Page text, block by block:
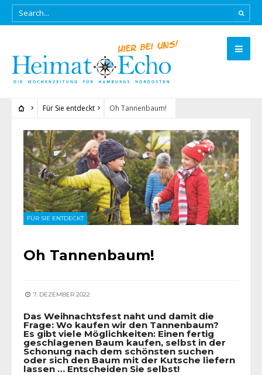
Für Sie entdeckt Oh Tannenbaum!
FÜR SIE ENTDECKT
Oh Tannenbaum!
7. DEZEMBER 2022
Das Weihnachtsfest naht und damit die
Frage: Wo kaufen wir den Tannenbaum?
Es gibt viele Möglichkeiten: Einen fertig
geschlagenen Baum kaufen, selbst in der
Schonung nach dem schönsten suchen
oder sich den Baum mit der Kutsche liefern
lassen … Entscheiden Sie selbst!